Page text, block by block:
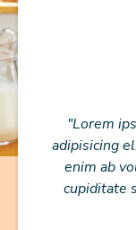
"Lorem
adipisicing
enim ab
cupiditate